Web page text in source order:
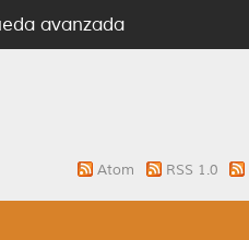
avanzada
Atom RSS 1.0